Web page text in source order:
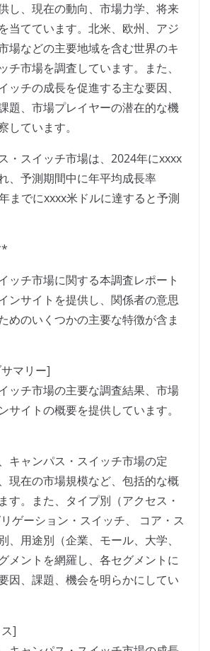
し、現在の動向、市場力学、将来
当てています。北米、欧州、アジ
場などの主要地域を含む世界のキ
チ市場を調査しています。また、
ッチの成長を促進する主な要因、
題、市場プレイヤーの潜在的な機
しています。
・スイッチ市場は、2024年にxxxx
、予測期間中に年平均成長率
までにxxxx米ドルに達すると予測
ッチ市場に関する本調査レポート
ンサイトを提供し、関係者の意思
めのいくつかの主要な特徴が含ま
マリー]
ッチ市場の主要な調査結果、市場
サイトの概要を提供しています。
キャンパス・スイッチ市場の定
現在の市場規模など、包括的な概
す。また、タイプ別（アクセス・
ゲーション・スイッチ、 コア・ス
、用途別（企業、モール、大学、
メントを網羅し、各セグメントに
因、課題、機会を明らかにしてい
]